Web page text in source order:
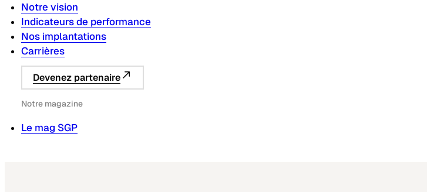
Notre vision
Indicateurs de performance
Nos implantations
Carrières
Devenez partenaire
Notre magazine
Le mag SGP